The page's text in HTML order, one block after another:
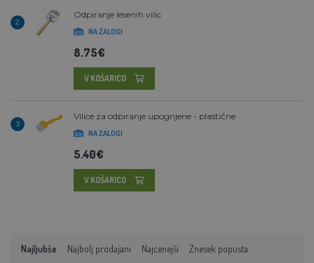
2
Odpiranje lesenih vilic
NA ZALOGI
8.75€
V KOŠARICO
3
Vilice za odpiranje upognjene - plastične
NA ZALOGI
5.40€
V KOŠARICO
Najljubše Najbolj prodajani Najcenejši Znesek popusta